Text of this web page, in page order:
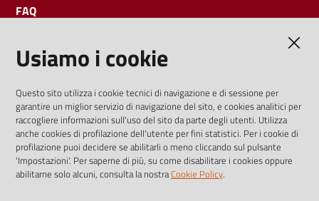
FAQ
I dati personali pubblicati sono riutilizzabili solo alle condizioni
previste dalla direttiva comunitaria 2003/98/CE e dal d.lgs.
36/2006
Usiamo i cookie
Questo sito utilizza i cookie tecnici di navigazione e di sessione per
garantire un miglior servizio di navigazione del sito, e cookies analitici per
raccogliere informazioni sull'uso del sito da parte degli utenti. Utilizza
anche cookies di profilazione dell'utente per fini statistici. Per i cookie di
profilazione puoi decidere se abilitarli o meno cliccando sul pulsante
'Impostazioni'. Per saperne di più, su come disabilitare i cookies oppure
abilitarne solo alcuni, consulta la nostraCookie Policy.